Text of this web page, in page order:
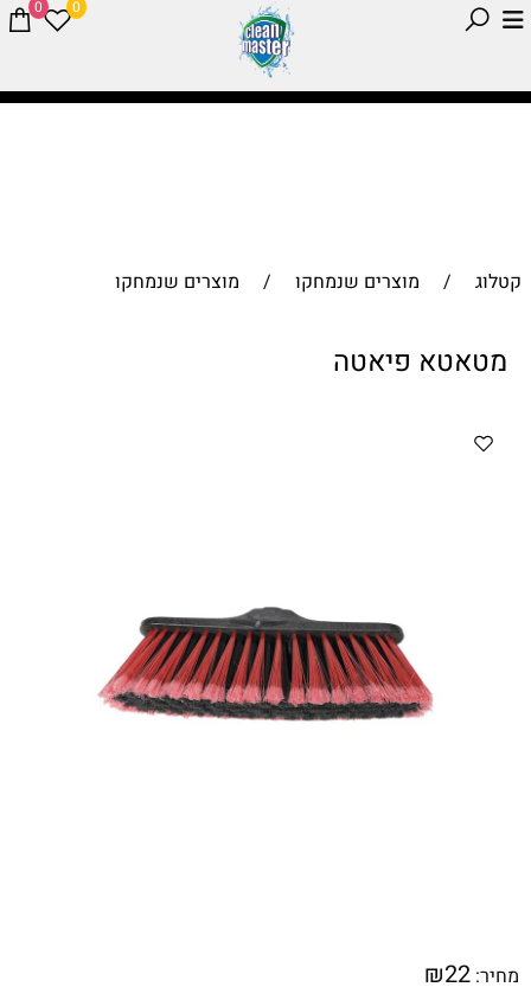
0 0
קטלוג / מוצרים שנמחקו / מוצרים שנמחקו
מטאטא פיאטה
מחיר: ₪22